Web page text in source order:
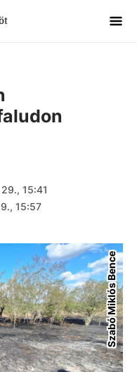
15:41
15:57
Szabó Miklós Bence